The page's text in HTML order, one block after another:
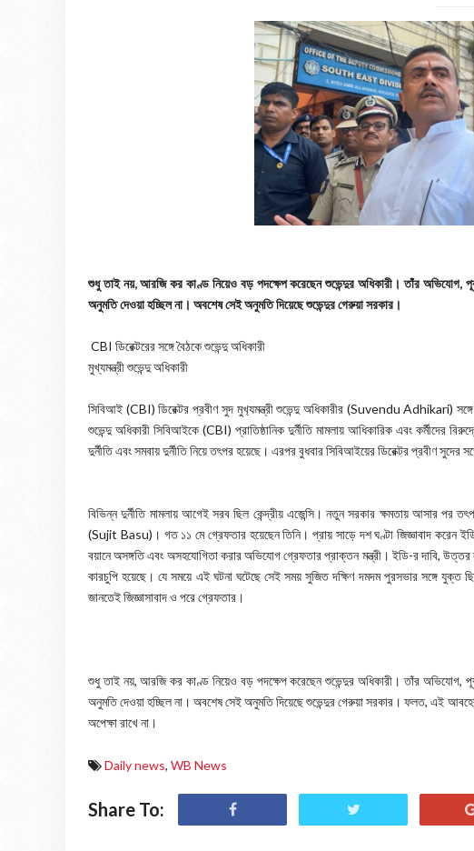
শুধু তাই নয়, আরজি কর কাণ্ড নিয়েও বড় পদক্ষেপ করেছেন শুভেন্দুর অধিকারী। তাঁর অভিযোগ,
অনুমতি দেওয়া হচ্ছিল না। অবশেষ সেই অনুমতি দিয়েছে শুভেন্দুর গেরুয়া সরকার।
CBI ডিরেক্টরের সঙ্গে বৈঠকে শুভেন্দু অধিকারী
মুখ্যমন্ত্রী শুভেন্দু অধিকারী
সিবিআই (CBI) ডিরেক্টর প্রবীণ সুদ মুখ‍্যমন্ত্রী শুভেন্দু অধিকারীর (Suvendu Adhikari)
শুভেন্দু অধিকারী সিবিআইকে (CBI) প্রাতিষ্ঠানিক দুর্নীতি মামলায় আধিকারিক এবং কর্মীদের
দুর্নীতি এবং সমবায় দুর্নীতি নিয়ে তৎপর হয়েছে। এরপর বুধবার সিবিআইয়ের ডিরেক্টর প্রবীণ সুদের
বিভিন্ন দুর্নীতি মামলায় আগেই সরব ছিল কেন্দ্রীয় এজেন্সি। নতুন সরকার ক্ষমতায় আসার পর
(Sujit Basu)। গত ১১ মে গ্রেফতার হয়েছেন তিনি। প্রায় সাড়ে দশ ঘণ্টা জিজ্ঞাবাদ করেন
বয়ানে অসঙ্গতি এবং অসহযোগিতা করার অভিযোগ গ্রেফতার প্রাক্তন মন্ত্রী। ইডি-র দাবি, উত্তর
কারচুপি হয়েছে। যে সময়ে এই ঘটনা ঘটেছে সেই সময় সুজিত দক্ষিণ দমদম পুরসভার সঙ্গে যুক্ত
জানতেই জিজ্ঞাসাবাদ ও পরে গ্রেফতার।
শুধু তাই নয়, আরজি কর কাণ্ড নিয়েও বড় পদক্ষেপ করেছেন শুভেন্দুর অধিকারী। তাঁর অভিযোগ,
অনুমতি দেওয়া হচ্ছিল না। অবশেষ সেই অনুমতি দিয়েছে শুভেন্দুর গেরুয়া সরকার। ফলত, এই আবহের
অপেক্ষা রাখে না।
Daily news, WB News
Share To: